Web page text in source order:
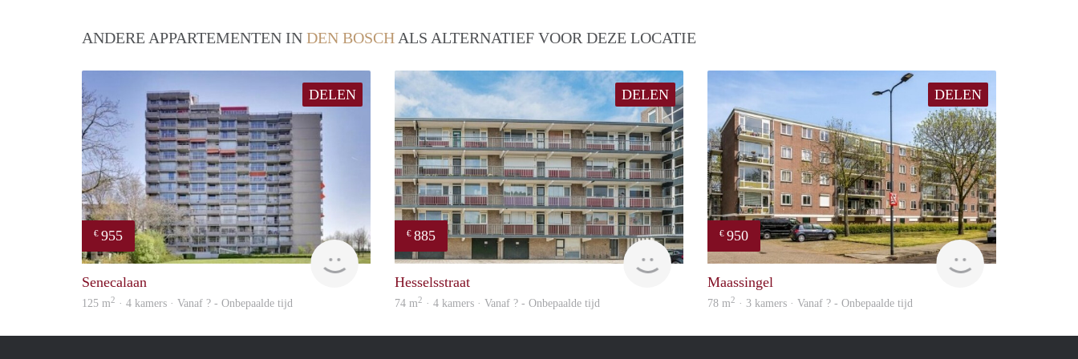
ANDERE APPARTEMENTEN IN DEN BOSCH ALS ALTERNATIEF VOOR DEZE LOCATIE
DELEN
€ 955
finder
Senecalaan
125 m2 · 4 kamers · Vanaf ? - Onbepaalde tijd
DELEN
€ 885
rent
Hesselsstraat
74 m2 · 4 kamers · Vanaf ? - Onbepaalde tijd
DELEN
€ 950
finder
Maassingel
78 m2 · 3 kamers · Vanaf ? - Onbepaalde tijd